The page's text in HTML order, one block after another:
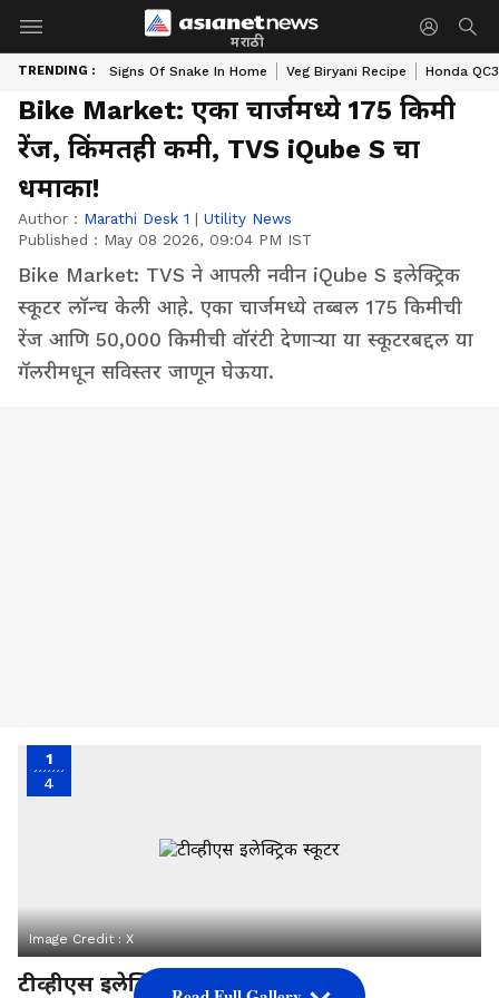
मराठी
TRENDING : Signs Of Snake In Home Veg Biryani Recipe Honda
Bike Market: एका चार्जमध्ये 175 किमी
रेंज, किंमतही कमी, TVS iQube S चा
धमाका!
Author : Marathi Desk 1 | Utility News
Published : May 08 2026, 09:04 PM IST
Bike Market: TVS ने आपली नवीन iQube S इलेक्ट्रिक
स्कूटर लॉन्च केली आहे. एका चार्जमध्ये तब्बल 175 किमीची
रेंज आणि 50,000 किमीची वॉरंटी देणाऱ्या या स्कूटरबद्दल या
गॅलरीमधून सविस्तर जाणून घेऊया.
1
4
Image Credit :X
टीव्हीएस इलेक्ट्रिक स्कूटर